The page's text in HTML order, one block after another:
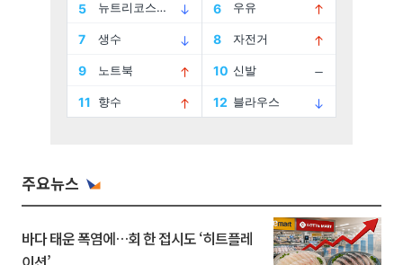
주요뉴스
바다 태운 폭염에…회 한 접시도 ‘히트플레